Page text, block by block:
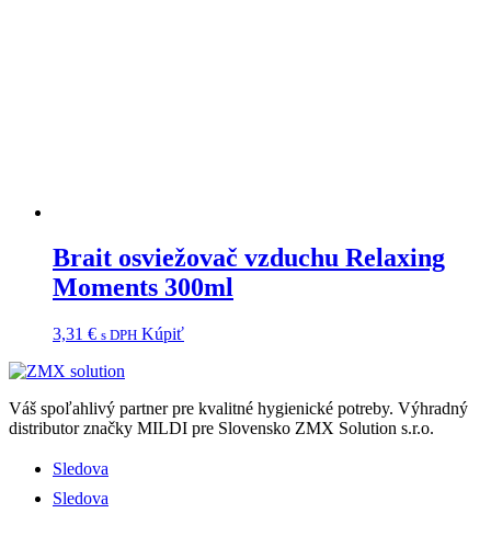
Brait osviežovač vzduchu Relaxing
Moments 300ml
3,31 € s DPH Kúpiť
Váš spoľahlivý partner pre kvalitné hygienické potreby. Výhradný
distributor značky MILDI pre Slovensko ZMX Solution s.r.o.
Sledova
Sledova